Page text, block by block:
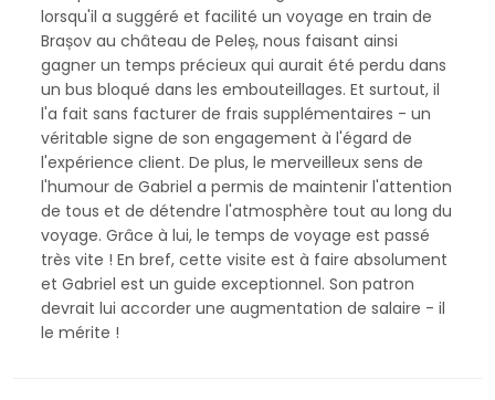
lorsqu'il a suggéré et facilité un voyage en train de
Brașov au château de Peleș, nous faisant ainsi
gagner un temps précieux qui aurait été perdu dans
un bus bloqué dans les embouteillages. Et surtout, il
l'a fait sans facturer de frais supplémentaires - un
véritable signe de son engagement à l'égard de
l'expérience client. De plus, le merveilleux sens de
l'humour de Gabriel a permis de maintenir l'attention
de tous et de détendre l'atmosphère tout au long du
voyage. Grâce à lui, le temps de voyage est passé
très vite ! En bref, cette visite est à faire absolument
et Gabriel est un guide exceptionnel. Son patron
devrait lui accorder une augmentation de salaire - il
le mérite !